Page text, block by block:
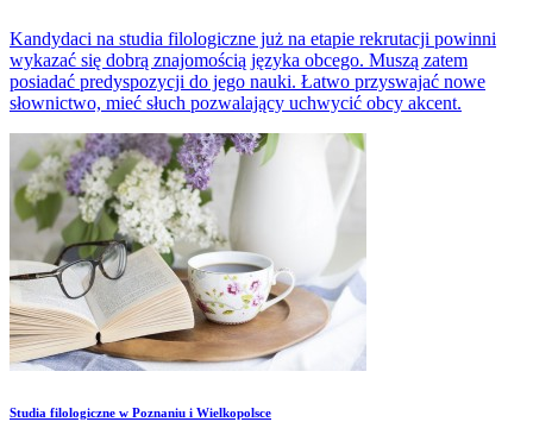
Kandydaci na studia filologiczne już na etapie rekrutacji powinni
wykazać się dobrą znajomością języka obcego. Muszą zatem
posiadać predyspozycji do jego nauki. Łatwo przyswajać nowe
słownictwo, mieć słuch pozwalający uchwycić obcy akcent.
Studia filologiczne w Poznaniu i Wielkopolsce